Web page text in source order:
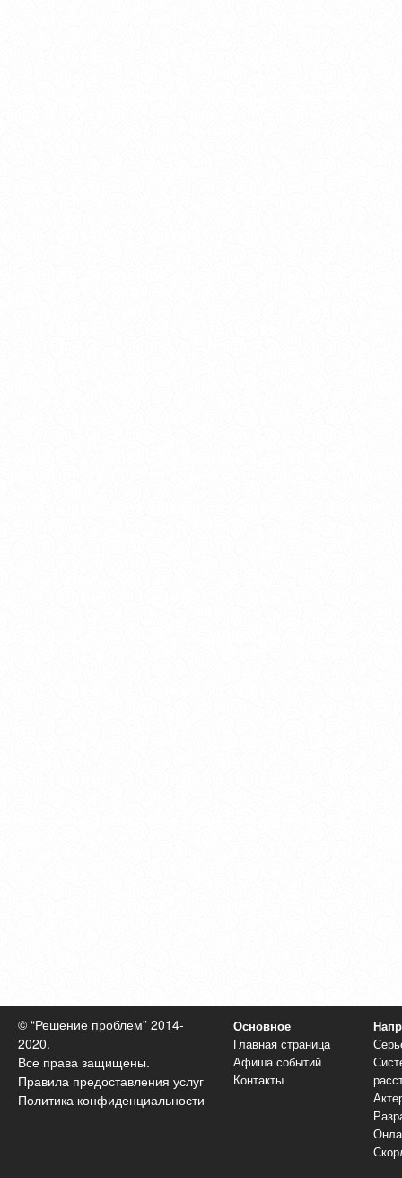
© “Решение проблем” 2014-
2020.
Все права защищены.
Правила предоставления услуг
Политика конфиденциальности
Основное
Главная страница
Афиша событий
Контакты